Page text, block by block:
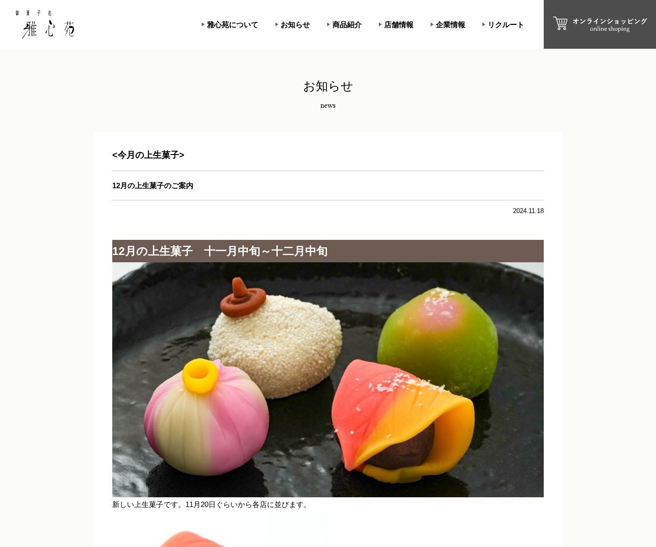
雅心苑について お知らせ 商品紹介 店舗情報 企業情報 リクルート
お知らせ
news
<今月の上生菓子>
12月の上生菓子のご案内
2024.11.18
12月の上生菓子 十一月中旬～十二月中旬
新しい上生菓子です。11月20日ぐらいから各店に並びます。